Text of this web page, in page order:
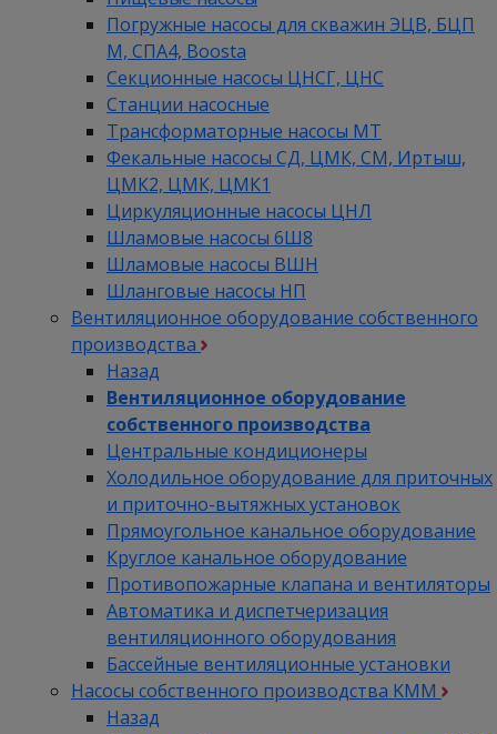
Погружные насосы для скважин ЭЦВ, БЦП
М, СПА4, Boosta
Секционные насосы ЦНСГ, ЦНС
Станции насосные
Трансформаторные насосы МТ
Фекальные насосы СД, ЦМК, СМ, Иртыш,
ЦМК2, ЦМК, ЦМК1
Циркуляционные насосы ЦНЛ
Шламовые насосы 6Ш8
Шламовые насосы ВШН
Шланговые насосы НП
Вентиляционное оборудование собственного
производства
Назад
Вентиляционное оборудование
собственного производства
Центральные кондиционеры
Холодильное оборудование для приточных
и приточно-вытяжных установок
Прямоугольное канальное оборудование
Круглое канальное оборудование
Противопожарные клапана и вентиляторы
Автоматика и диспетчеризация
вентиляционного оборудования
Бассейные вентиляционные установки
Насосы собственного производства KMM
Назад